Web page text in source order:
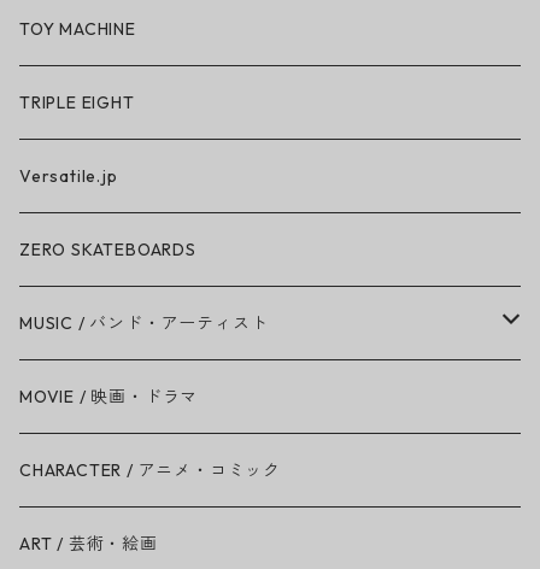
BN3TH × So iLL × ON THE ROAM
TOY MACHINE
TRIPLE EIGHT
Versatile.jp
ZERO SKATEBOARDS
MUSIC / バンド・アーティスト
Amy Winehouse
Ariana Grande
BAD RELIGION
MOVIE / 映画・ドラマ
CHARACTER / アニメ・コミック
ART / 芸術・絵画